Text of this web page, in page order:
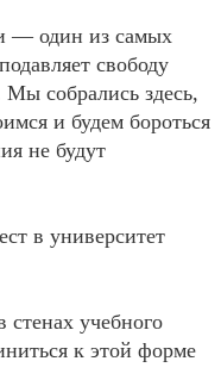
— один из самых
свободу
собрались здесь,
и будем бороться
не будут
в университет
учебного
к этой форме